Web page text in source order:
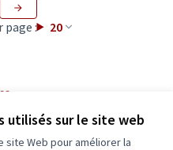
utilisés sur le site web
site Web pour améliorer la
page : 20